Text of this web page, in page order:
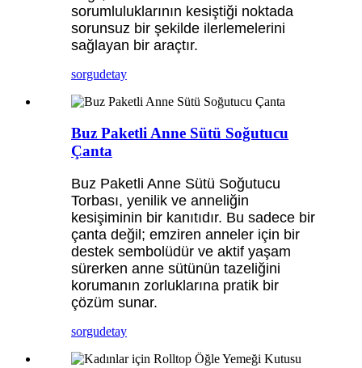
sorumluluklarının kesiştiği noktada
sorunsuz bir şekilde ilerlemelerini
sağlayan bir araçtır.
sorgudetay
Buz Paketli Anne Sütü Soğutucu
Çanta
Buz Paketli Anne Sütü Soğutucu
Torbası, yenilik ve anneliğin
kesişiminin bir kanıtıdır. Bu sadece bir
çanta değil; emziren anneler için bir
destek sembolüdür ve aktif yaşam
sürerken anne sütünün tazeliğini
korumanın zorluklarına pratik bir
çözüm sunar.
sorgudetay